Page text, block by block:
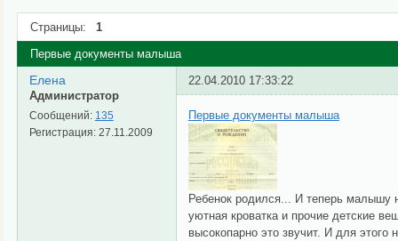
Страницы: 1
Первые документы малыша
Елена
Администратор
Сообщений: 135
Регистрация: 27.11.2009
22.04.2010 17:33:22
Первые документы малыша
Ребенок родился... И теперь малышу
уютная кроватка и прочие детские
высокопарно это звучит. И для